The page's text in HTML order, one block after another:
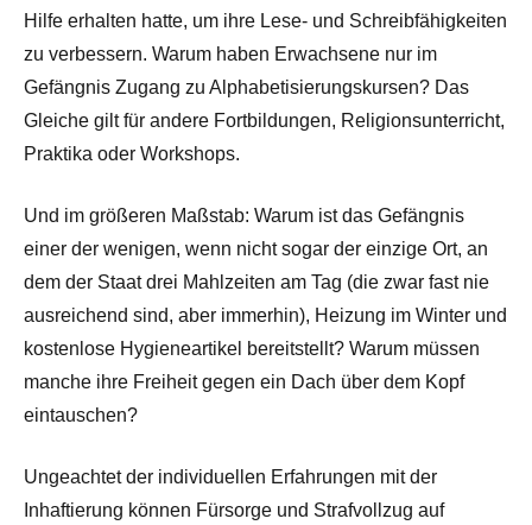
Hilfe erhalten hatte, um ihre Lese- und Schreibfähigkeiten
zu verbessern. Warum haben Erwachsene nur im
Gefängnis Zugang zu Alphabetisierungskursen? Das
Gleiche gilt für andere Fortbildungen, Religionsunterricht,
Praktika oder Workshops.
Und im größeren Maßstab: Warum ist das Gefängnis
einer der wenigen, wenn nicht sogar der einzige Ort, an
dem der Staat drei Mahlzeiten am Tag (die zwar fast nie
ausreichend sind, aber immerhin), Heizung im Winter und
kostenlose Hygieneartikel bereitstellt? Warum müssen
manche ihre Freiheit gegen ein Dach über dem Kopf
eintauschen?
Ungeachtet der individuellen Erfahrungen mit der
Inhaftierung können Fürsorge und Strafvollzug auf